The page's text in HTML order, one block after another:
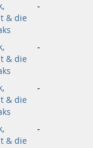
& die
-
& die
-
& die
-
& die
-